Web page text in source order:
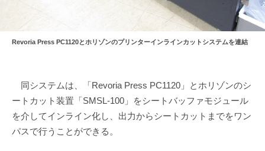
Revoria Press PC1120とホリゾンのプリンターインラインカットシステムを連結
同システムは、「Revoria Press PC1120」とホリゾンのシ
ートカット装置「SMSL-100」をシートバッファモジュール
を介してインライン化し、出力からシートカットまでをワン
パスで行うことができる。